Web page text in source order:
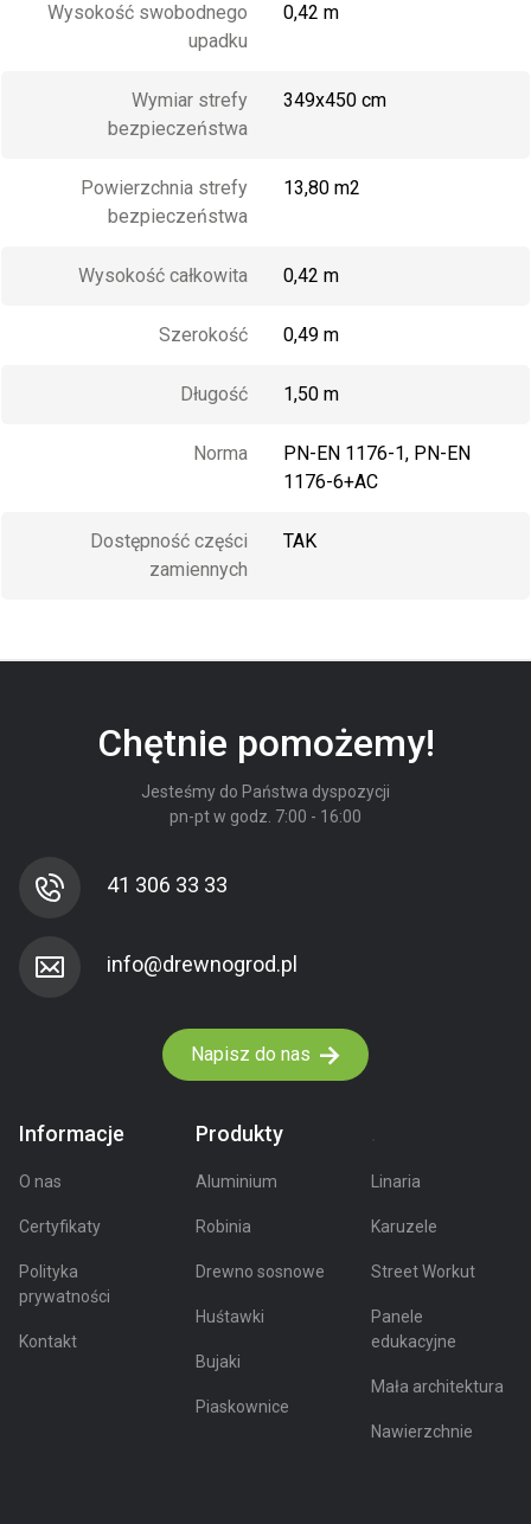
Wysokość swobodnego
upadku
0,42 m
Wymiar strefy
bezpieczeństwa
349x450 cm
Powierzchnia strefy
bezpieczeństwa
13,80 m2
Wysokość całkowita 0,42 m
Szerokość 0,49 m
Długość 1,50 m
Norma
PN-EN 1176-1, PN-EN
1176-6+AC
Dostępność części
zamiennych
TAK
Chętnie pomożemy!
Jesteśmy do Państwa dyspozycji
pn-pt w godz. 7:00 - 16:00
41 306 33 33
Napisz do nas
Informacje
O nas
Certyfikaty
Polityka
prywatności
Kontakt
Produkty
Aluminium
Robinia
Drewno sosnowe
Huśtawki
Bujaki
Piaskownice
Linaria
Karuzele
Street Workut
Panele
edukacyjne
Mała architektura
Nawierzchnie